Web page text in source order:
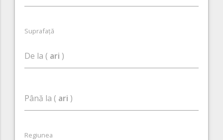
Suprafață
De la ( ari )
Până la ( ari )
Regiunea